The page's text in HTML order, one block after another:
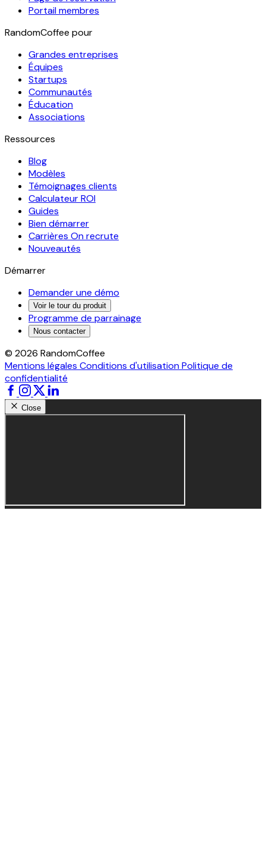
Portail membres
RandomCoffee pour
Grandes entreprises
Équipes
Startups
Communautés
Éducation
Associations
Ressources
Blog
Modèles
Témoignages clients
Calculateur ROI
Guides
Bien démarrer
Carrières On recrute
Nouveautés
Démarrer
Demander une démo
Voir le tour du produit
Programme de parrainage
Nous contacter
© 2026 RandomCoffee
Mentions légales Conditions d'utilisationPolitique de
confidentialité
Close